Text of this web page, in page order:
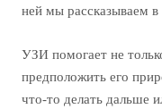
ней мы рассказываем в
УЗИ помогает не
предположить его
что-то делать дальше